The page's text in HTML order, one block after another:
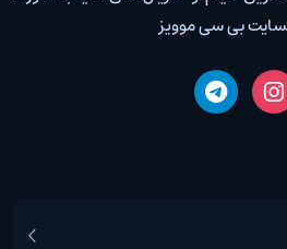
بی سی موویز